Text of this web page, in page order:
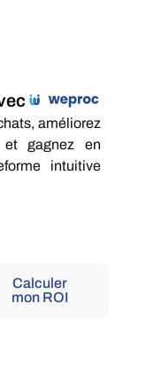
améliorez
et gagnez en
intuitive
Calculer
mon ROI